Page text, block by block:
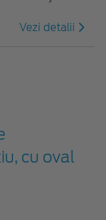
Vezi detalii
cu oval